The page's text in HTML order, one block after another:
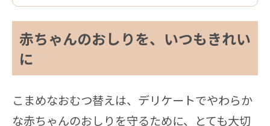
赤ちゃんのおしりを、いつもきれい
に
こまめなおむつ替えは、デリケートでやわらか
な赤ちゃんのおしりを守るために、とても大切